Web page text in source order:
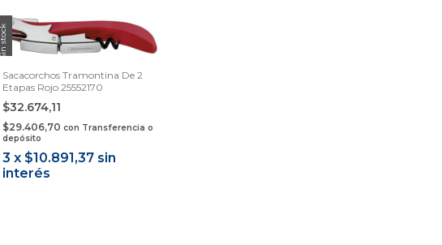
Sin stock
Sacacorchos Tramontina De 2
Etapas Rojo 25552170
$32.674,11
$29.406,70 con Transferencia o
depósito
3 x $10.891,37 sin
interés